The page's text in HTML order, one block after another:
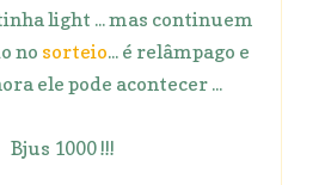
light ... mas continuem
no sorteio... é relâmpago e
ele pode acontecer ...
Bjus 1000 !!!